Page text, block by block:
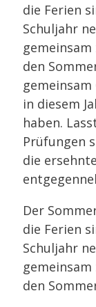
die Ferien
Schuljahr
den
in diesem
haben.
Prüfungen
die
Der
die Ferien
Schuljahr
den